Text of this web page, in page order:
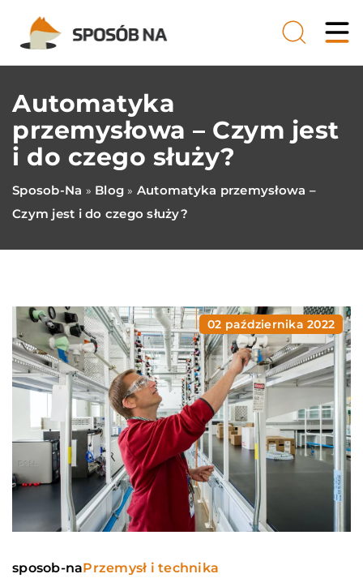
Automatyka
przemysłowa – Czym jest
i do czego służy?
Sposob-Na » Blog » Automatyka przemysłowa –
Czym jest i do czego służy?
02 października 2022
sposob-naPrzemysł i technika